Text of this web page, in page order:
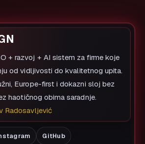
+ razvoj + AI sistem za firme koje
od vidljivosti do kvalitetnog upita.
Europe-first i dokazni sloj bez
haotičnog obima saradnje.
Radosavljević
GitHub